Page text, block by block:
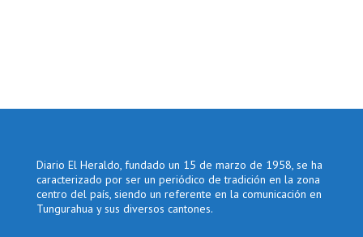
Diario El Heraldo, fundado un 15 de marzo de 1958, se ha
caracterizado por ser un periódico de tradición en la zona
centro del país, siendo un referente en la comunicación en
Tungurahua y sus diversos cantones.